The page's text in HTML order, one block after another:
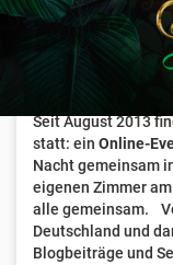
mit über 3.000
Willkommen ist
und Erfahrung
zum
Seit August 2013
statt: ein Online-
Nacht gemeinsam
eigenen Zimmer
alle gemeinsam.
Deutschland und
Blogbeiträge und